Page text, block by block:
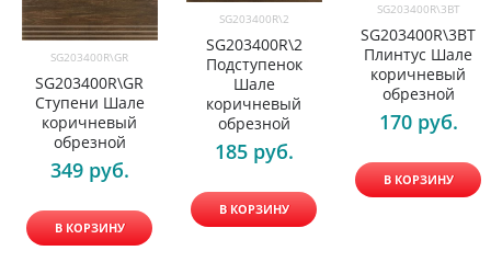
SG203400R\GR
SG203400R\GR
Ступени Шале
коричневый
обрезной
349 руб.
В КОРЗИНУ
SG203400R\2
SG203400R\2
Подступенок
Шале
коричневый
обрезной
185 руб.
В КОРЗИНУ
SG203400R\3BT
SG203400R\3BT
Плинтус Шале
коричневый
обрезной
170 руб.
В КОРЗИНУ